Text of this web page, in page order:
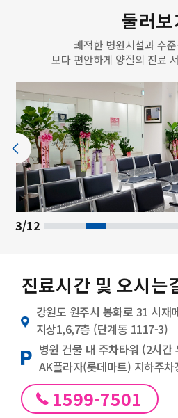
둘러보
쾌적한 병원시설과 수
보다 편안하게 양질의 진료
3/12
진료시간 및 오시는
강원도 원주시 봉화로 31 시재
지상1,6,7층 (단계동 1117-3)
병원 건물 내 주차타워 (2시간
AK플라자(롯데마트) 지하주
1599-7501